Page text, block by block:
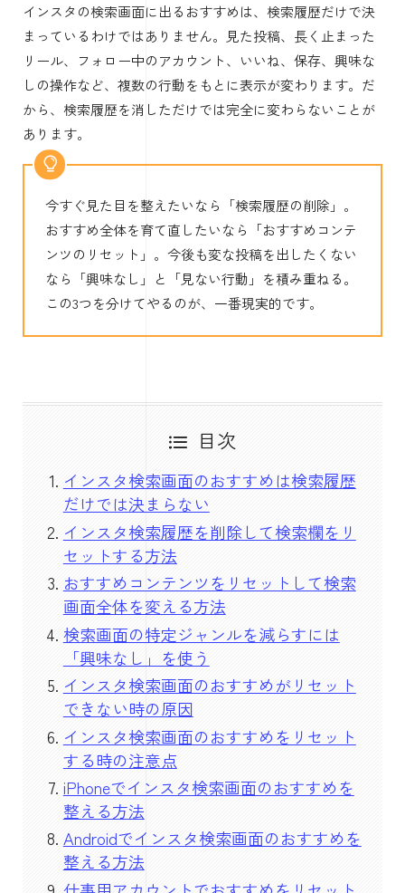
インスタの検索画面に出るおすすめは、検索履歴だけで決
まっているわけではありません。見た投稿、長く止まった
リール、フォロー中のアカウント、いいね、保存、興味な
しの操作など、複数の行動をもとに表示が変わります。だ
から、検索履歴を消しただけでは完全に変わらないことが
あります。
今すぐ見た目を整えたいなら「検索履歴の削除」。
おすすめ全体を育て直したいなら「おすすめコンテ
ンツのリセット」。今後も変な投稿を出したくない
なら「興味なし」と「見ない行動」を積み重ねる。
この3つを分けてやるのが、一番現実的です。
目次
インスタ検索画面のおすすめは検索履歴
だけでは決まらない
インスタ検索履歴を削除して検索欄をリ
セットする方法
おすすめコンテンツをリセットして検索
画面全体を変える方法
検索画面の特定ジャンルを減らすには
「興味なし」を使う
インスタ検索画面のおすすめがリセット
できない時の原因
インスタ検索画面のおすすめをリセット
する時の注意点
iPhoneでインスタ検索画面のおすすめを
整える方法
Androidでインスタ検索画面のおすすめを
整える方法